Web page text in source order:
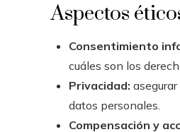
Aspectos
Consentimiento
cuáles son los
Privacidad:
datos personales.
Compensación y